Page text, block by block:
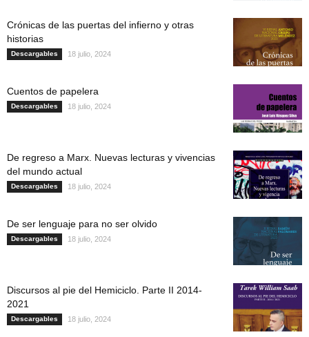
Crónicas de las puertas del infierno y otras
historias
Descargables 18 julio, 2024
Cuentos de papelera
Descargables 18 julio, 2024
De regreso a Marx. Nuevas lecturas y vivencias
del mundo actual
Descargables 18 julio, 2024
De ser lenguaje para no ser olvido
Descargables 18 julio, 2024
Discursos al pie del Hemiciclo. Parte II 2014-
2021
Descargables 18 julio, 2024